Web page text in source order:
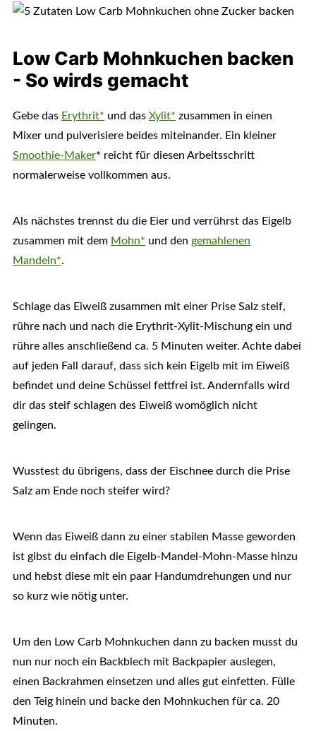
Low Carb Mohnkuchen backen
- So wirds gemacht
Gebe das Erythrit* und das Xylit* zusammen in einen
Mixer und pulverisiere beides miteinander. Ein kleiner
Smoothie-Maker* reicht für diesen Arbeitsschritt
normalerweise vollkommen aus.
Als nächstes trennst du die Eier und verrührst das Eigelb
zusammen mit dem Mohn* und den gemahlenen
Mandeln*.
Schlage das Eiweiß zusammen mit einer Prise Salz steif,
rühre nach und nach die Erythrit-Xylit-Mischung ein und
rühre alles anschließend ca. 5 Minuten weiter. Achte dabei
auf jeden Fall darauf, dass sich kein Eigelb mit im Eiweiß
befindet und deine Schüssel fettfrei ist. Andernfalls wird
dir das steif schlagen des Eiweiß womöglich nicht
gelingen.
Wusstest du übrigens, dass der Eischnee durch die Prise
Salz am Ende noch steifer wird?
Wenn das Eiweiß dann zu einer stabilen Masse geworden
ist gibst du einfach die Eigelb-Mandel-Mohn-Masse hinzu
und hebst diese mit ein paar Handumdrehungen und nur
so kurz wie nötig unter.
Um den Low Carb Mohnkuchen dann zu backen musst du
nun nur noch ein Backblech mit Backpapier auslegen,
einen Backrahmen einsetzen und alles gut einfetten. Fülle
den Teig hinein und backe den Mohnkuchen für ca. 20
Minuten.